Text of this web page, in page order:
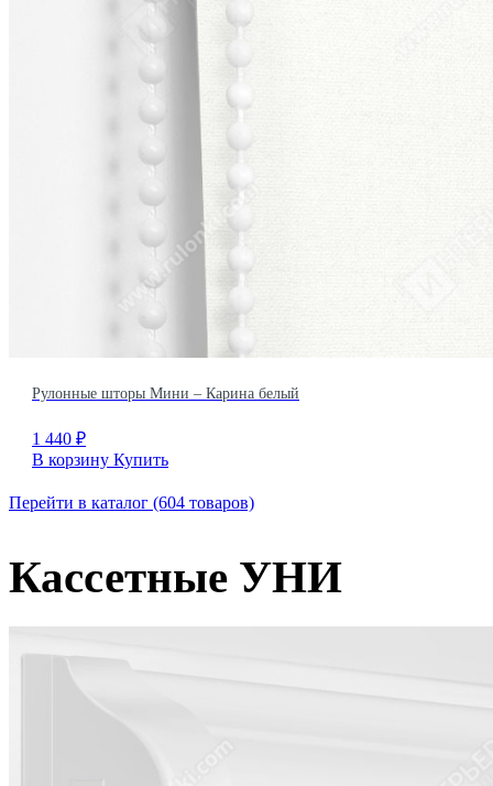
Рулонные шторы Мини – Карина белый
1 440 ₽
В корзину Купить
Перейти в каталог (604 товаров)
Кассетные УНИ